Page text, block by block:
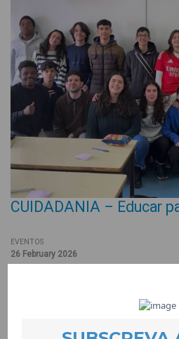
CUIDADANIA – Educar
EVENTOS
26 February 2026
Falar sobre namoro não é, nem
para o mês de Fevereiro. Assim
É nesse âmbito que surge o